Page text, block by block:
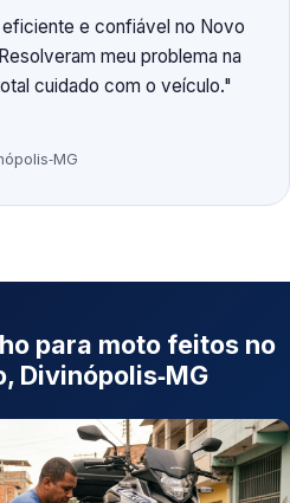
e confiável no Novo
meu problema na
cuidado com o veículo.
para moto feitos no
Divinópolis‑MG